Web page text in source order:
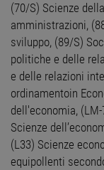
(70/S) Scienze
amministrazioni,
sviluppo, (89/S)
politiche e delle
e delle relazioni
ordinamentoin
dell'economia,
Scienze
(L33) Scienze
equipollenti